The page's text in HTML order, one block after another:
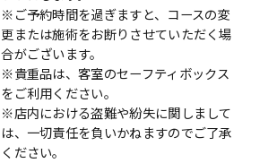
※ご予約時間を過ぎますと、コースの変
更または施術をお断りさせていただく場
合がございます。
※貴重品は、客室のセーフティボックス
をご利用ください。
※店内における盗難や紛失に関しまして
は、一切責任を負いかねますのでご了承
ください。